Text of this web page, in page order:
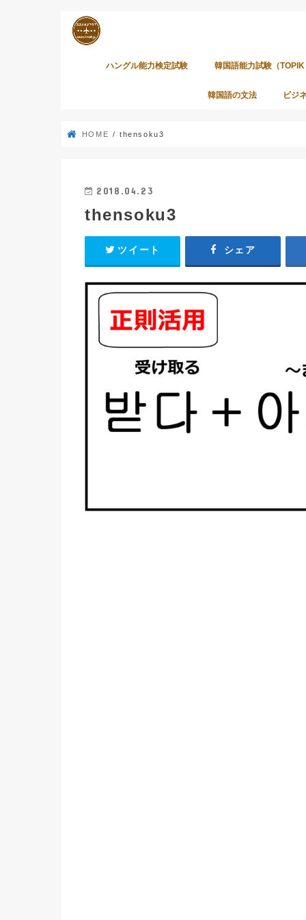
ハングル能力検定試験 韓国語能力試験（TOPIK
韓国語の文法 ビジ
HOME thensoku3
2018.04.23
thensoku3
ツイート シェア